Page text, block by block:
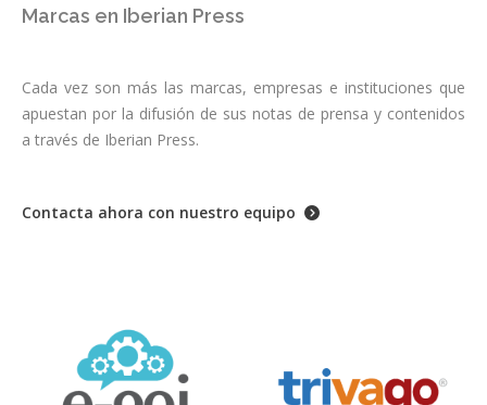
Marcas en Iberian Press
Cada vez son más las marcas, empresas e instituciones que
apuestan por la difusión de sus notas de prensa y contenidos
a través de Iberian Press.
Contacta ahora con nuestro equipo